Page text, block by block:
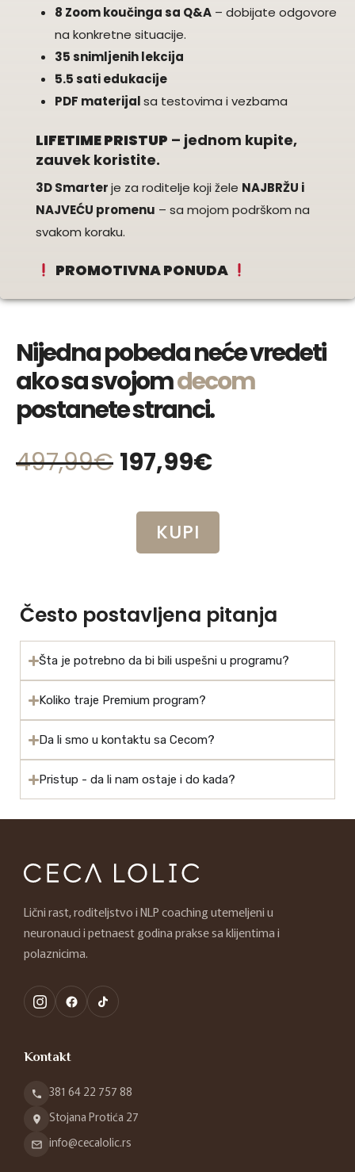
8 Zoom koučinga sa Q&A – dobijate odgovore
na konkretne situacije.
35 snimljenih lekcija
5.5 sati edukacije
PDF materijalsa testovima i vezbama
LIFETIME PRISTUP – jednom kupite,
zauvek koristite.
3D Smarterje za roditelje koji žele NAJBRŽU i
NAJVEĆU promenu – sa mojom podrškom na
svakom koraku.
PROMOTIVNA PONUDA
Nijedna pobeda neće vredeti
ako sa svojomdecom
postanete stranci.
497,99€ 197,99€
KUPI
Često postavljena pitanja
Šta je potrebno da bi bili uspešni u programu?
Koliko traje Premium program?
Da li smo u kontaktu sa Cecom?
Pristup - da li nam ostaje i do kada?
Lični rast, roditeljstvo i NLP coaching utemeljeni u
neuronauci i petnaest godina prakse sa klijentima i
polaznicima.
Kontakt
381 64 22 757 88
Stojana Protića 27
info@cecalolic.rs